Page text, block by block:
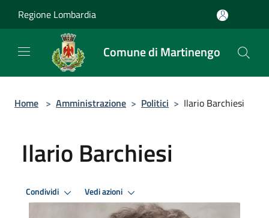
Regione Lombardia
Comune di Martinengo
Home > Amministrazione > Politici > Ilario Barchiesi
Ilario Barchiesi
Condividi Vedi azioni